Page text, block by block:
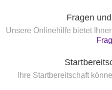
Fragen
Unsere Onlinehilfe bietet
Ihre Startbereitschaft